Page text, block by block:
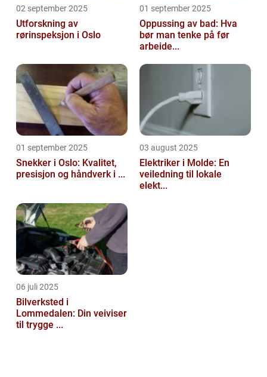
02 september 2025
Utforskning av
rørinspeksjon i Oslo
01 september 2025
Oppussing av bad: Hva
bør man tenke på før
arbeide...
01 september 2025
Snekker i Oslo: Kvalitet,
presisjon og håndverk i ...
03 august 2025
Elektriker i Molde: En
veiledning til lokale
elekt...
06 juli 2025
Bilverksted i
Lommedalen: Din veiviser
til trygge ...